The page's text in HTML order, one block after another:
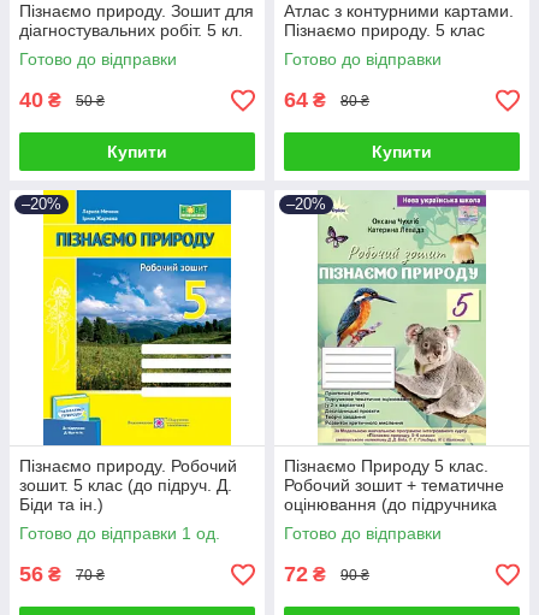
Пізнаємо природу. Зошит для
діагностувальних робіт. 5 кл.
Готово до відправки
40 ₴ 50 ₴
Купити
Атлас з контурними картами.
Пізнаємо природу. 5 клас
Готово до відправки
64 ₴ 80 ₴
Купити
–20%
Пізнаємо природу. Робочий
зошит. 5 клас (до підруч. Д.
Біди та ін.)
Готово до відправки 1 од.
56 ₴ 70 ₴
–20%
Пізнаємо Природу 5 клас.
Робочий зошит + тематичне
оцінювання (до підручника
Біда Д. Д., Т.Г. Гільберг)
Готово до відправки
72 ₴ 90 ₴